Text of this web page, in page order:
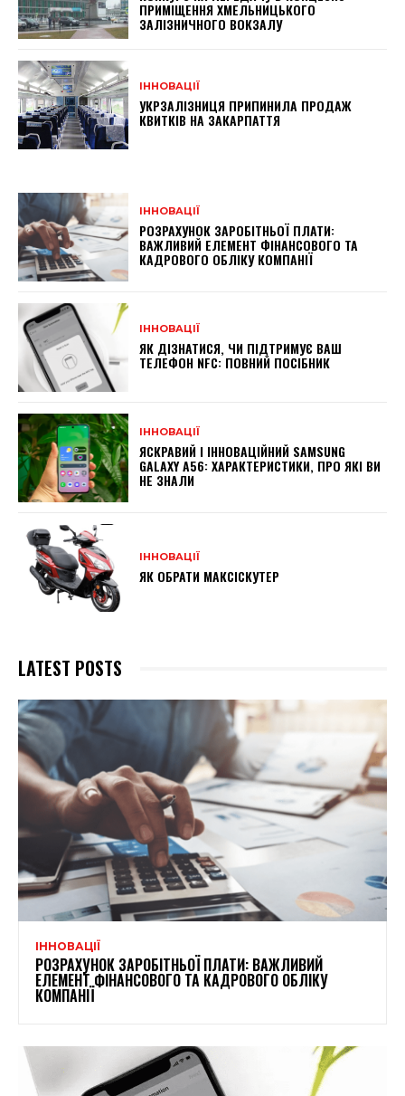
ПРИМІЩЕННЯ ХМЕЛЬНИЦЬКОГО
ЗАЛІЗНИЧНОГО ВОКЗАЛУ
ІННОВАЦІЇ
УКРЗАЛІЗНИЦЯ ПРИПИНИЛА ПРОДАЖ
КВИТКІВ НА ЗАКАРПАТТЯ
ІННОВАЦІЇ
РОЗРАХУНОК ЗАРОБІТНЬОЇ ПЛАТИ:
ВАЖЛИВИЙ ЕЛЕМЕНТ ФІНАНСОВОГО ТА
КАДРОВОГО ОБЛІКУ КОМПАНІЇ
ІННОВАЦІЇ
ЯК ДІЗНАТИСЯ, ЧИ ПІДТРИМУЄ ВАШ
ТЕЛЕФОН NFC: ПОВНИЙ ПОСІБНИК
ІННОВАЦІЇ
ЯСКРАВИЙ І ІННОВАЦІЙНИЙ SAMSUNG
GALAXY A56: ХАРАКТЕРИСТИКИ, ПРО ЯКІ ВИ
НЕ ЗНАЛИ
ІННОВАЦІЇ
ЯК ОБРАТИ МАКСІСКУТЕР
LATEST POSTS
ІННОВАЦІЇ
РОЗРАХУНОК ЗАРОБІТНЬОЇ ПЛАТИ: ВАЖЛИВИЙ
ЕЛЕМЕНТ ФІНАНСОВОГО ТА КАДРОВОГО ОБЛІКУ
КОМПАНІЇ